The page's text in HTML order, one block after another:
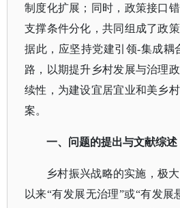
制度化扩展；同时，政策接口
支撑条件分化，共同组成了政
据此，应坚持党建引领-集成耦
路，以期提升乡村发展与治理
续性，为建设宜居宜业和美乡
案。
一、问题的提出与文献综述
乡村振兴战略的实施，极
以来“有发展无治理”或“有发展